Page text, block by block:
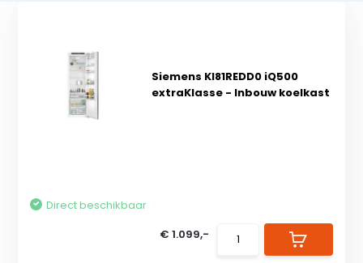
Siemens KI81REDD0 iQ500
extraKlasse - Inbouw koelkast
Direct beschikbaar
€ 1.099,-